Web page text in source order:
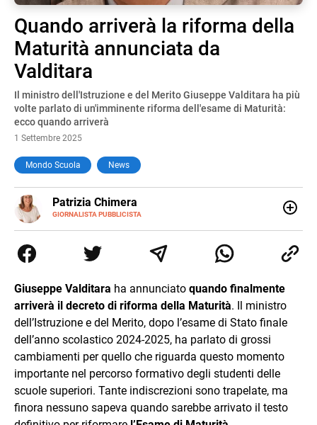
Quando arriverà la riforma della
Maturità annunciata da
Valditara
Il ministro dell'Istruzione e del Merito Giuseppe Valditara ha più
volte parlato di un'imminente riforma dell'esame di Maturità:
ecco quando arriverà
1 Settembre 2025
Mondo Scuola News
Patrizia Chimera
GIORNALISTA PUBBLICISTA
E-
MAIL
LINKEDIN
collaborato con grandi gruppi editoriali e agenzie di
comunicazione specializzandosi nella scrittura di articoli
Giuseppe Valditara ha annunciato quando finalmente
arriverà il decreto di riforma della Maturità. Il ministro
dell’Istruzione e del Merito, dopo l’esame di Stato finale
dell’anno scolastico 2024-2025, ha parlato di grossi
cambiamenti per quello che riguarda questo momento
importante nel percorso formativo degli studenti delle
scuole superiori. Tante indiscrezioni sono trapelate, ma
finora nessuno sapeva quando sarebbe arrivato il testo